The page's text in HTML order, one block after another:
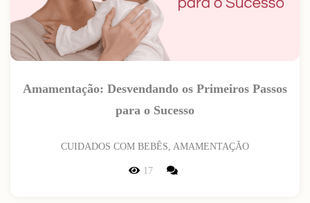
Amamentação: Desvendando os Primeiros Passos
para o Sucesso
CUIDADOS COM BEBÊS, AMAMENTAÇÃO
17